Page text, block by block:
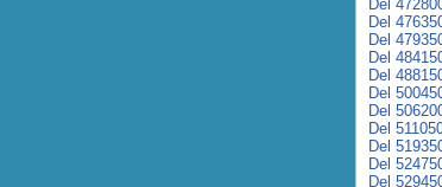
Del
Del
Del
Del
Del
Del
Del
Del
Del
Del
Del